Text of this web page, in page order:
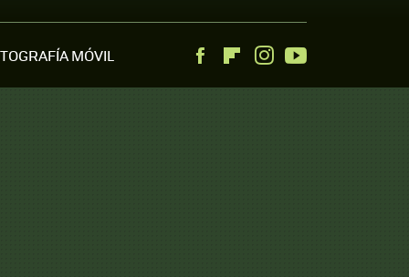
MÓVIL FacebookFlipboardInstagram